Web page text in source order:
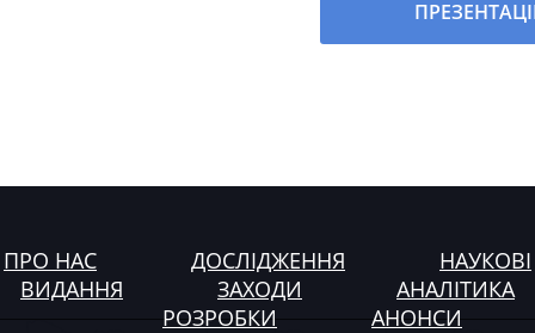
ПРО НАС ДОСЛІДЖЕННЯ
НАУКОВІ
ВИДАННЯ
ЗАХОДИ
АНАЛІТИКА
РОЗРОБКИ
АНОНСИ